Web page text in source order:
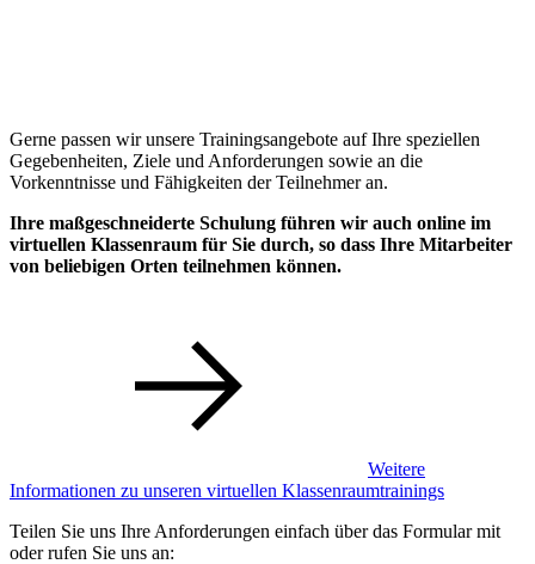
Gerne passen wir unsere Trainingsangebote auf Ihre speziellen
Gegebenheiten, Ziele und Anforderungen sowie an die
Vorkenntnisse und Fähigkeiten der Teilnehmer an.
Ihre maßgeschneiderte Schulung führen wir auch online im
virtuellen Klassenraum für Sie durch, so dass Ihre Mitarbeiter
von beliebigen Orten teilnehmen können.
Weitere
Informationen zu unseren virtuellen Klassenraumtrainings
Teilen Sie uns Ihre Anforderungen einfach über das Formular mit
oder rufen Sie uns an: